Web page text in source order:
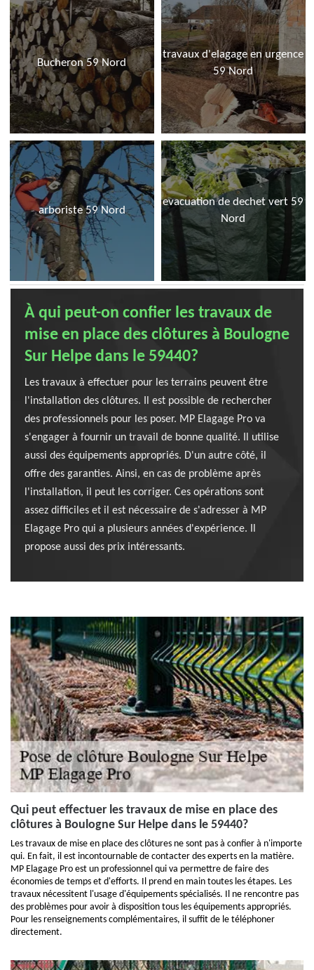
Bucheron 59 Nord
travaux d'elagage en urgence
59 Nord
arboriste 59 Nord
evacuation de dechet vert 59
Nord
À qui peut-on confier les travaux de
mise en place des clôtures à Boulogne
Sur Helpe dans le 59440?
Les travaux à effectuer pour les terrains peuvent être
l'installation des clôtures. Il est possible de rechercher
des professionnels pour les poser. MP Elagage Pro va
s'engager à fournir un travail de bonne qualité. Il utilise
aussi des équipements appropriés. D'un autre côté, il
offre des garanties. Ainsi, en cas de problème après
l'installation, il peut les corriger. Ces opérations sont
assez difficiles et il est nécessaire de s'adresser à MP
Elagage Pro qui a plusieurs années d'expérience. Il
propose aussi des prix intéressants.
Qui peut effectuer les travaux de mise en place des
clôtures à Boulogne Sur Helpe dans le 59440?
Les travaux de mise en place des clôtures ne sont pas à confier à n'importe
qui. En fait, il est incontournable de contacter des experts en la matière.
MP Elagage Pro est un professionnel qui va permettre de faire des
économies de temps et d'efforts. Il prend en main toutes les étapes. Les
travaux nécessitent l'usage d'équipements spécialisés. Il ne rencontre pas
des problèmes pour avoir à disposition tous les équipements appropriés.
Pour les renseignements complémentaires, il suffit de le téléphoner
directement.